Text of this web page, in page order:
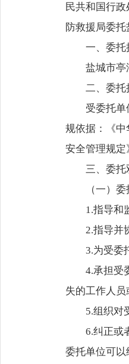
民共和国行
防救援局委
一、委托
盐城市亭
二、委托
受委托
规依据：《
安全管理规定
三、委托
（一）
1.指导和
2.指导并
3.为受委
4.承担受
失的工作人
5.组织对
6.纠正或
委托单位可